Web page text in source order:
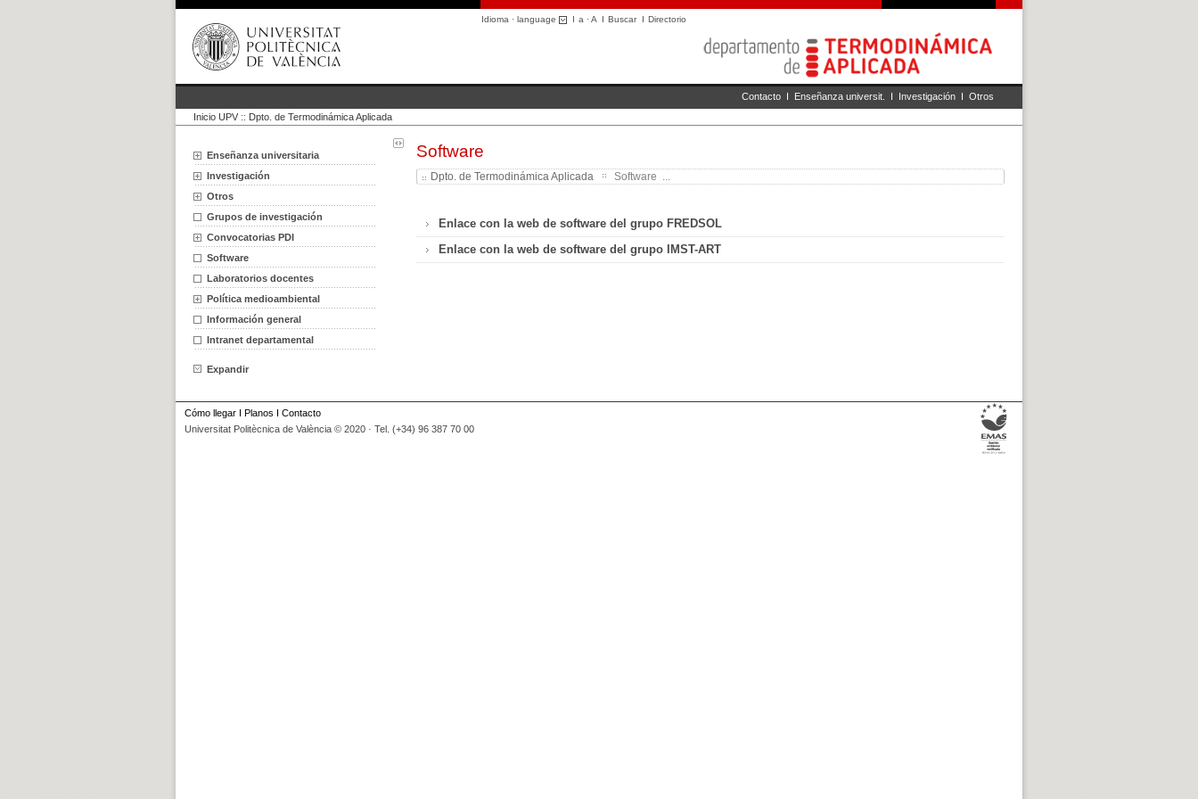
Idioma · language I a ·A I BuscarI Directorio
Contacto I Enseñanza universit. I Investigación I Otros
Inicio UPV :: Dpto. de Termodinámica Aplicada
Enseñanza universitaria
Investigación
Otros
Grupos de investigación
Convocatorias PDI
Software
Laboratorios docentes
Política medioambiental
Información general
Intranet departamental
Expandir
Software
Dpto. de Termodinámica Aplicada Software ...
Enlace con la web de software del grupo FREDSOL
Enlace con la web de software del grupo IMST-ART
Cómo llegar I Planos I Contacto
Universitat Politècnica de València © 2020 · Tel. (+34) 96 387 70 00